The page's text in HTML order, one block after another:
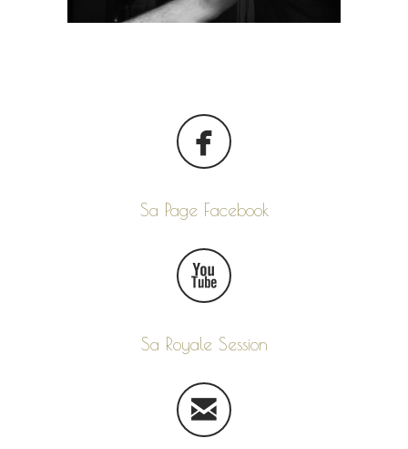
Sa Page Facebook
Sa Royale Session